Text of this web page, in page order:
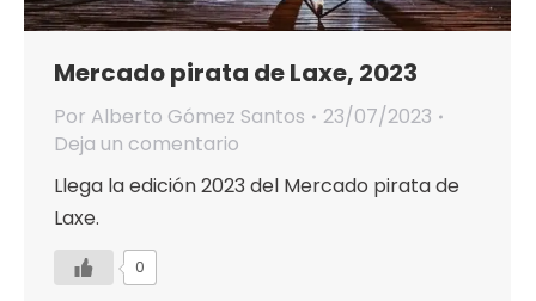
Mercado pirata de Laxe, 2023
Por Alberto Gómez Santos
23/07/2023
Deja un comentario
Llega la edición 2023 del Mercado pirata de
Laxe.
0